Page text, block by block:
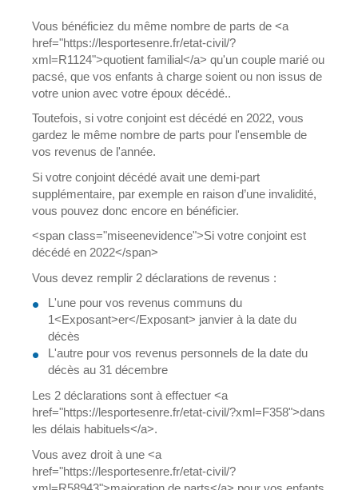
Vous bénéficiez du même nombre de parts de <a
href="https://lesportesenre.fr/etat-civil/?
xml=R1124">quotient familial</a> qu'un couple marié ou
pacsé, que vos enfants à charge soient ou non issus de
votre union avec votre époux décédé..
Toutefois, si votre conjoint est décédé en 2022, vous
gardez le même nombre de parts pour l'ensemble de
vos revenus de l'année.
Si votre conjoint décédé avait une demi-part
supplémentaire, par exemple en raison d’une invalidité,
vous pouvez donc encore en bénéficier.
<span class="miseenevidence">Si votre conjoint est
décédé en 2022</span>
Vous devez remplir 2 déclarations de revenus :
L'une pour vos revenus communs du
1<Exposant>er</Exposant> janvier à la date du
décès
L'autre pour vos revenus personnels de la date du
décès au 31 décembre
Les 2 déclarations sont à effectuer <a
href="https://lesportesenre.fr/etat-civil/?xml=F358">dans
les délais habituels</a>.
Vous avez droit à une <a
href="https://lesportesenre.fr/etat-civil/?